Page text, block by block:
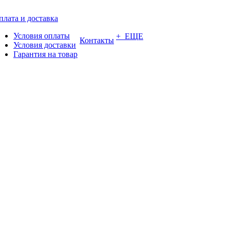
и доставка
Условия оплаты
Условия доставки
Гарантия на товар
Контакты + ЕЩЕ